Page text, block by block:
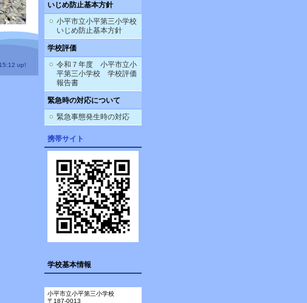
up!
いじめ防止基本方針
小平市立小平第三小学校
いじめ防止基本方針
学校評価
令和７年度 小平市立小
平第三小学校 学校評価
報告書
緊急時の対応について
緊急事態発生時の対応
携帯サイト
学校基本情報
小平市立小平第三小学校
〒187-0013